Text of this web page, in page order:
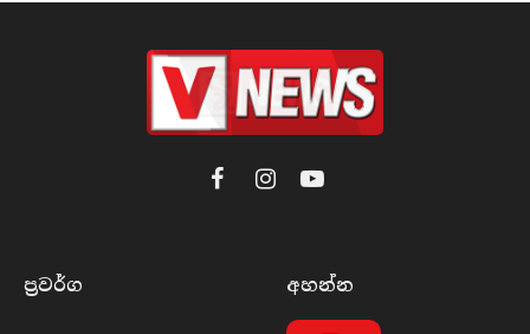
FacebookInstagramYouTube
ප්‍රවර්​ග අහන්​න